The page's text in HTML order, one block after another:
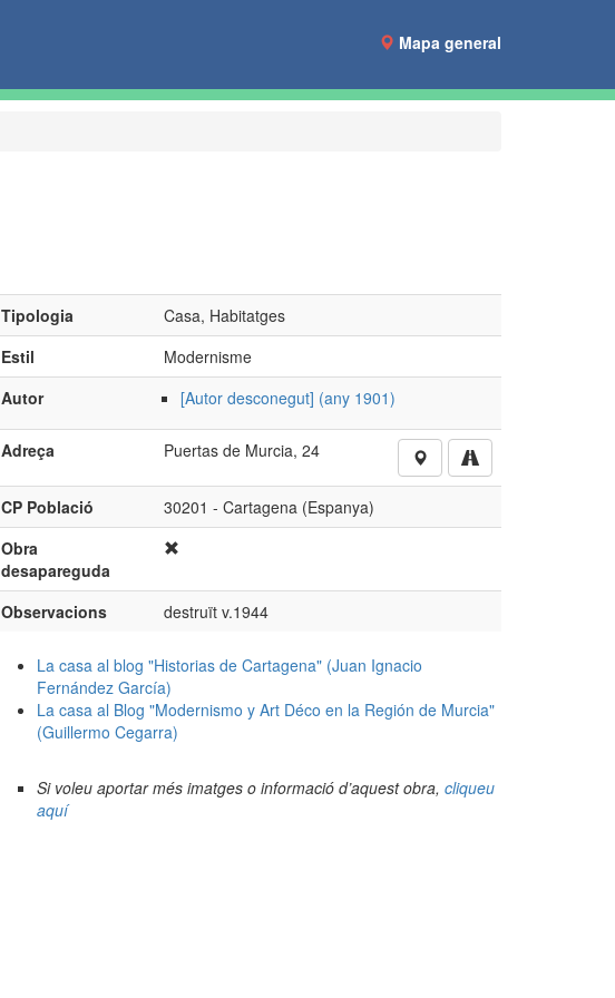
Mapa general
Tipologia
Casa, Habitatges
Estil
Modernisme
Autor
[Autor desconegut] (any 1901)
Adreça Puertas de Murcia, 24
CP Població
30201 - Cartagena (Espanya)
Obra
desapareguda
Observacions
destruït v.1944
La casa al blog "Historias de Cartagena" (Juan Ignacio
Fernández García)
La casa al Blog "Modernismo y Art Déco en la Región de Murcia"
(Guillermo Cegarra)
Si voleu aportar més imatges o informació d’aquest obra, cliqueu
aquí